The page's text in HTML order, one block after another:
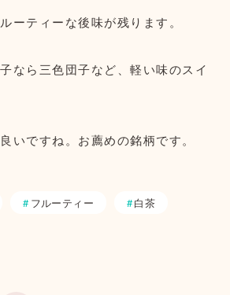
ーティーな後味が残ります。
なら三色団子など、軽い味のスイ
いですね。お薦めの銘柄です。
フルーティー 白茶